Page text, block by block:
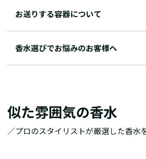
お送りする容器について
香水選びでお悩みのお客様へ
似た雰囲気の香水
／プロのスタイリストが厳選した香水